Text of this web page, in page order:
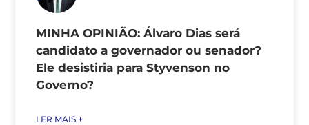
MINHA OPINIÃO: Álvaro Dias será
candidato a governador ou senador?
Ele desistiria para Styvenson no
Governo?
LER MAIS +